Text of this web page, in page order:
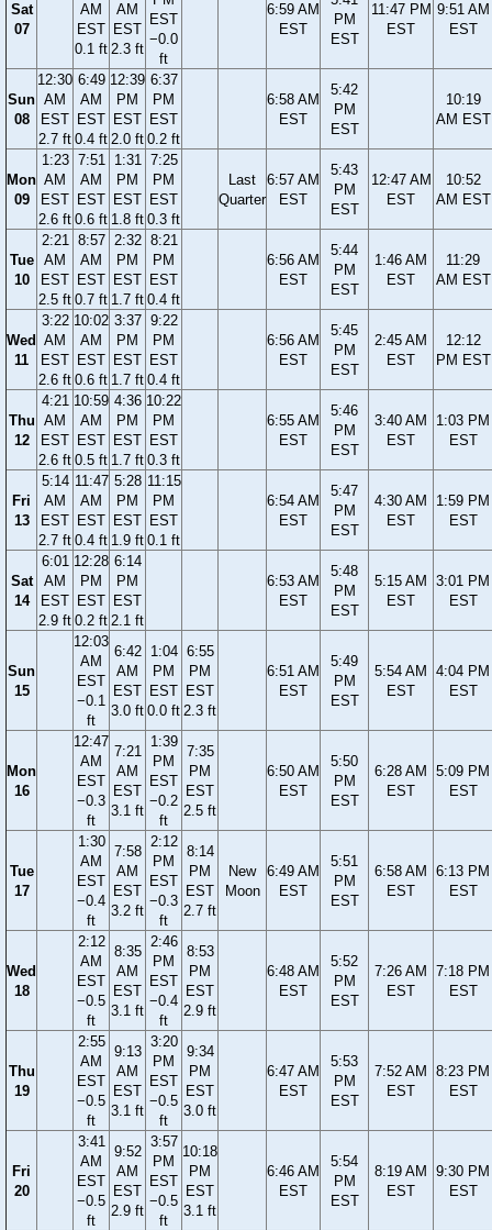
Sat
07
AM
EST
0.1 ft
AM
EST
2.3 ft
EST
−0.0
ft
6:59 AM
EST
PM
EST
11:47 PM
EST
9:51 AM
EST
Sun
08
12:30
AM
EST
2.7 ft
6:49
AM
EST
0.4 ft
12:39
PM
EST
2.0 ft
6:37
PM
EST
0.2 ft
6:58 AM
EST
5:42
PM
EST
10:19
AM EST
Mon
09
1:23
AM
EST
2.6 ft
7:51
AM
EST
0.6 ft
1:31
PM
EST
1.8 ft
7:25
PM
EST
0.3 ft
Last
Quarter
6:57 AM
EST
5:43
PM
EST
12:47 AM
EST
10:52
AM EST
Tue
10
2:21
AM
EST
2.5 ft
8:57
AM
EST
0.7 ft
2:32
PM
EST
1.7 ft
8:21
PM
EST
0.4 ft
6:56 AM
EST
5:44
PM
EST
1:46 AM
EST
11:29
AM EST
Wed
11
3:22
AM
EST
2.6 ft
10:02
AM
EST
0.6 ft
3:37
PM
EST
1.7 ft
9:22
PM
EST
0.4 ft
6:56 AM
EST
5:45
PM
EST
2:45 AM
EST
12:12
PM EST
Thu
12
4:21
AM
EST
2.6 ft
10:59
AM
EST
0.5 ft
4:36
PM
EST
1.7 ft
10:22
PM
EST
0.3 ft
6:55 AM
EST
5:46
PM
EST
3:40 AM
EST
1:03 PM
EST
Fri
13
5:14
AM
EST
2.7 ft
11:47
AM
EST
0.4 ft
5:28
PM
EST
1.9 ft
11:15
PM
EST
0.1 ft
6:54 AM
EST
5:47
PM
EST
4:30 AM
EST
1:59 PM
EST
Sat
14
6:01
AM
EST
2.9 ft
12:28
PM
EST
0.2 ft
6:14
PM
EST
2.1 ft
6:53 AM
EST
5:48
PM
EST
5:15 AM
EST
3:01 PM
EST
Sun
15
12:03
AM
EST
−0.1
ft
6:42
AM
EST
3.0 ft
1:04
PM
EST
0.0 ft
6:55
PM
EST
2.3 ft
6:51 AM
EST
5:49
PM
EST
5:54 AM
EST
4:04 PM
EST
Mon
16
12:47
AM
EST
−0.3
ft
7:21
AM
EST
3.1 ft
1:39
PM
EST
−0.2
ft
7:35
PM
EST
2.5 ft
6:50 AM
EST
5:50
PM
EST
6:28 AM
EST
5:09 PM
EST
Tue
17
1:30
AM
EST
−0.4
ft
7:58
AM
EST
3.2 ft
2:12
PM
EST
−0.3
ft
8:14
PM
EST
2.7 ft
New
Moon
6:49 AM
EST
5:51
PM
EST
6:58 AM
EST
6:13 PM
EST
Wed
18
2:12
AM
EST
−0.5
ft
8:35
AM
EST
3.1 ft
2:46
PM
EST
−0.4
ft
8:53
PM
EST
2.9 ft
6:48 AM
EST
5:52
PM
EST
7:26 AM
EST
7:18 PM
EST
Thu
19
2:55
AM
EST
−0.5
ft
9:13
AM
EST
3.1 ft
3:20
PM
EST
−0.5
ft
9:34
PM
EST
3.0 ft
6:47 AM
EST
5:53
PM
EST
7:52 AM
EST
8:23 PM
EST
Fri
20
3:41
AM
EST
−0.5
ft
9:52
AM
EST
2.9 ft
3:57
PM
EST
−0.5
ft
10:18
PM
EST
3.1 ft
6:46 AM
EST
5:54
PM
EST
8:19 AM
EST
9:30 PM
EST